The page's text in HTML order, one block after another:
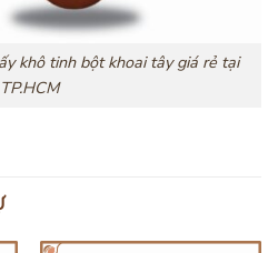
khô tinh bột khoai tây giá rẻ tại
TP.HCM